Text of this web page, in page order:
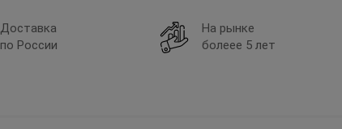
Доставка
по России
На рынке
болеее 5 лет